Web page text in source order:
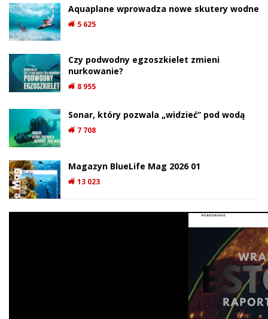
Aquaplane wprowadza nowe skutery wodne
5 625
Czy podwodny egzoszkielet zmieni
nurkowanie?
8 955
Sonar, który pozwala „widzieć” pod wodą
7 708
Magazyn BlueLife Mag 2026 01
13 023